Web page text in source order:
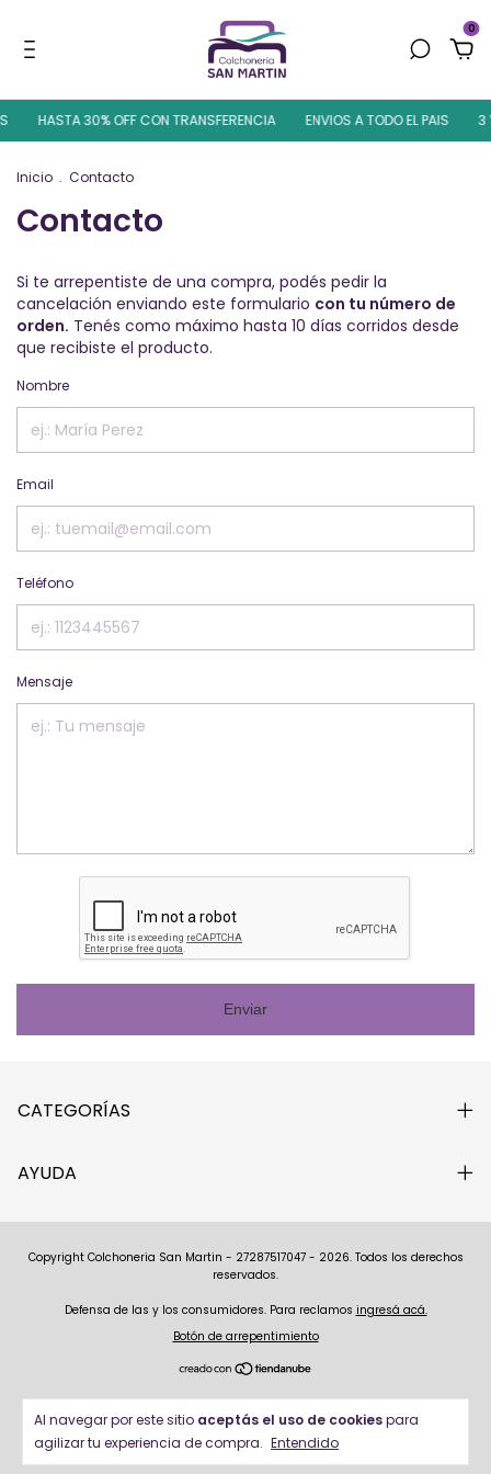
0
HASTA 30% OFF CON TRANSFERENCIA ENVIOS A TODO EL PAIS 3
Al navegar por este sitio aceptás el uso de cookiespara
agilizar tu experiencia de compra. Entendido
Inicio . Contacto
Contacto
Si te arrepentiste de una compra, podés pedir la
cancelación enviando este formulario con tu número de
orden. Tenés como máximo hasta 10 días corridos desde
que recibiste el producto.
Nombre
Email
Teléfono
Mensaje
Enviar
CATEGORÍAS
AYUDA
Copyright Colchoneria San Martin - 27287517047 - 2026. Todos los derechos
reservados.
Defensa de las y los consumidores. Para reclamos ingresá acá.
Botón de arrepentimiento